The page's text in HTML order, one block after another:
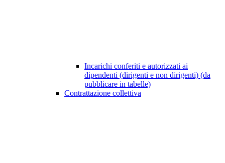
Incarichi conferiti e autorizzati ai
dipendenti (dirigenti e non dirigenti) (da
pubblicare in tabelle)
Contrattazione collettiva